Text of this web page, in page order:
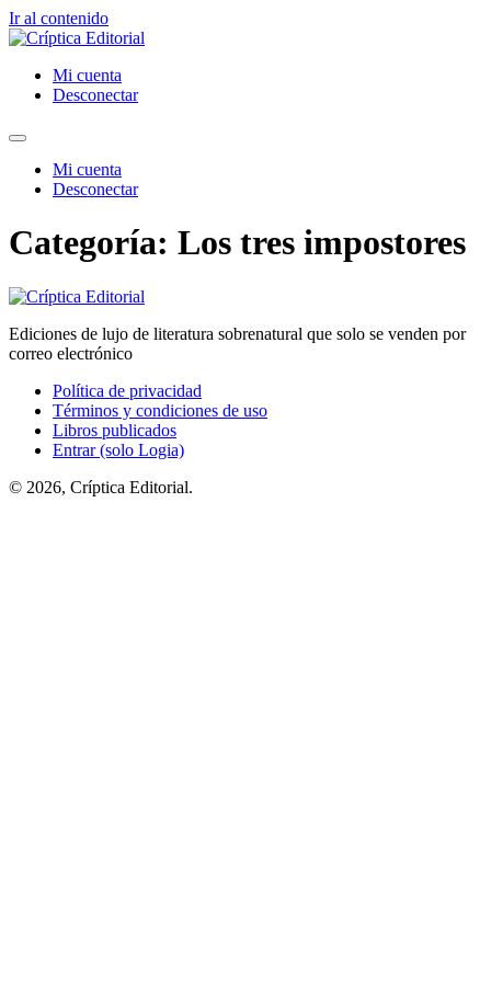
Ir al contenido
Mi cuenta
Desconectar
Mi cuenta
Desconectar
Categoría: Los tres impostores
Ediciones de lujo de literatura sobrenatural que solo se venden por
correo electrónico
Política de privacidad
Términos y condiciones de uso
Libros publicados
Entrar (solo Logia)
© 2026, Críptica Editorial.